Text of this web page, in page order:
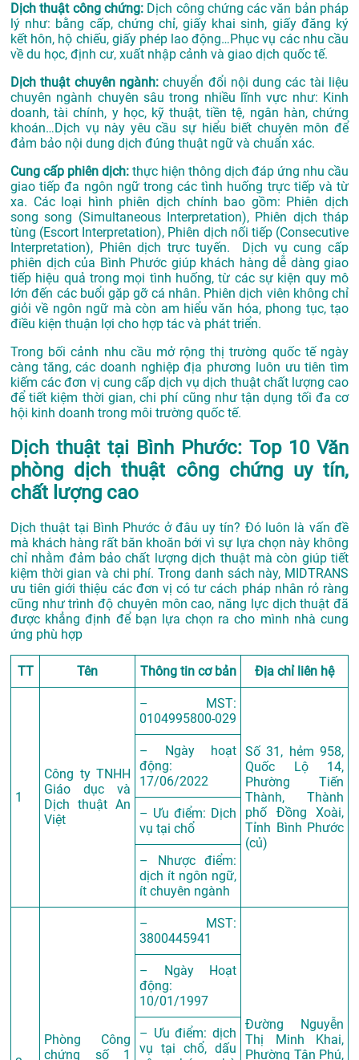
Dịch thuật công chứng: Dịch công chứng các văn bản pháp
lý như: bằng cấp, chứng chỉ, giấy khai sinh, giấy đăng ký
kết hôn, hộ chiếu, giấy phép lao động…Phục vụ các nhu cầu
về du học, định cư, xuất nhập cảnh và giao dịch quốc tế.
Dịch thuật chuyên ngành:chuyển đổi nội dung các tài liệu
chuyên ngành chuyên sâu trong nhiều lĩnh vực như: Kinh
doanh, tài chính, y học, kỹ thuật, tiền tệ, ngân hàn, chứng
khoán…Dịch vụ này yêu cầu sự hiểu biết chuyên môn để
đảm bảo nội dung dịch đúng thuật ngữ và chuẩn xác.
Cung cấp phiên dịch: thực hiện thông dịch đáp ứng nhu cầu
giao tiếp đa ngôn ngữ trong các tình huống trực tiếp và từ
xa. Các loại hình phiên dịch chính bao gồm: Phiên dịch
song song (Simultaneous Interpretation), Phiên dịch tháp
tùng (Escort Interpretation), Phiên dịch nối tiếp (Consecutive
Interpretation), Phiên dịch trực tuyến. Dịch vụ cung cấp
phiên dịch của Bình Phước giúp khách hàng dễ dàng giao
tiếp hiệu quả trong mọi tình huống, từ các sự kiện quy mô
lớn đến các buổi gặp gỡ cá nhân. Phiên dịch viên không chỉ
giỏi về ngôn ngữ mà còn am hiểu văn hóa, phong tục, tạo
điều kiện thuận lợi cho hợp tác và phát triển.
Trong bối cảnh nhu cầu mở rộng thị trường quốc tế ngày
càng tăng, các doanh nghiệp địa phương luôn ưu tiên tìm
kiếm các đơn vị cung cấp dịch vụ dịch thuật chất lượng cao
để tiết kiệm thời gian, chi phí cũng như tận dụng tối đa cơ
hội kinh doanh trong môi trường quốc tế.
Dịch thuật tại Bình Phước: Top 10 Văn
phòng dịch thuật công chứng uy tín,
chất lượng cao
Dịch thuật tại Bình Phước ở đâu uy tín? Đó luôn là vấn đề
mà khách hàng rất băn khoăn bới vì sự lựa chọn này không
chỉ nhằm đảm bảo chất lượng dịch thuật mà còn giúp tiết
kiệm thời gian và chi phí. Trong danh sách này, MIDTRANS
ưu tiên giới thiệu các đơn vị có tư cách pháp nhân rỏ ràng
cũng như trình độ chuyên môn cao, năng lực dịch thuật đã
được khẳng định để bạn lựa chọn ra cho mình nhà cung
ứng phù hợp
TT Tên Thông tin cơ bản Địa chỉ liên hệ
1
Công ty TNHH
Giáo dục và
Dịch thuật An
Việt
– MST:
0104995800-029
Số 31, hẻm 958,
Quốc Lộ 14,
Phường Tiến
Thành, Thành
phố Đồng Xoài,
Tỉnh Bình Phước
(củ)
– Ngày hoạt
động:
17/06/2022
– Ưu điểm: Dịch
vụ tại chổ
– Nhược điểm:
dịch ít ngôn ngữ,
ít chuyên ngành
Phòng Công
chứng số 1
– MST:
3800445941
Đường Nguyễn
Thị Minh Khai,
Phường Tân Phú,
– Ngày Hoạt
động:
10/01/1997
– Ưu điểm: dịch
vụ tại chổ, dấu